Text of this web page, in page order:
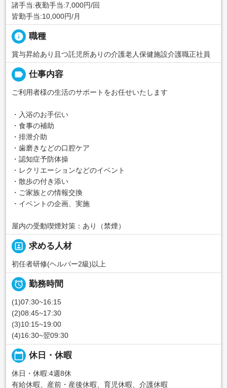
諸手当:夜勤手当:7,000円/回
皆勤手当:10,000円/月
info 職種
賞与昇給あり且つ託児所ありの介護老人保健施設介護職正社員
label 仕事内容
ご利用者様の生活のサポートをお任せいたします
・入浴のお手伝い
・食事の補助
・排泄介助
・歯磨きなどの口腔ケア
・認知症予防体操
・レクリエーションなどのイベント
・散歩の付き添い
・ご家族との情報交換
・イベントの企画、実施
屋内の受動喫煙対策：あり（禁煙）
portrait 求める人材
初任者研修(ヘルパー2級)以上
 勤務時間
(1)07:30~16:15
(2)08:45~17:30
(3)10:15~19:00
(4)16:30~翌09:30
calendar_today 休日・休暇
休日・休暇:4週8休
有給休暇、産前・産後休暇、育児休暇、介護休暇